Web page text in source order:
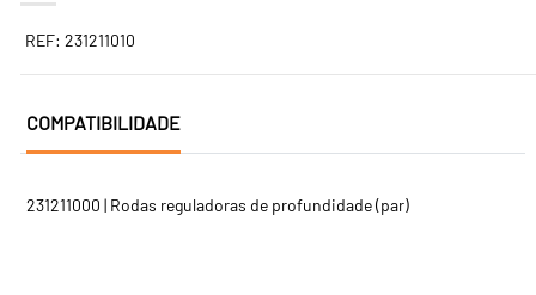
REF: 231211010
COMPATIBILIDADE
231211000 | Rodas reguladoras de profundidade (par)